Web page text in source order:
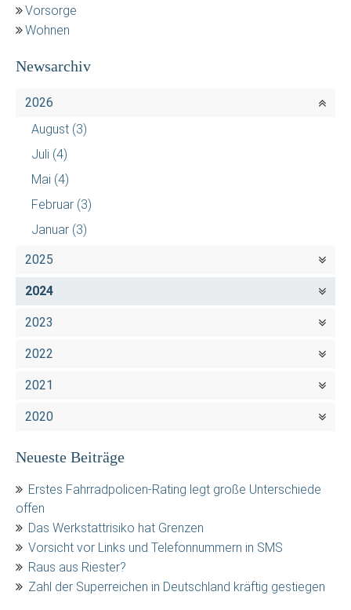
Vorsorge
Wohnen
Newsarchiv
2026
August (3)
Juli (4)
Mai (4)
Februar (3)
Januar (3)
2025
2024
2023
2022
2021
2020
Neueste Beiträge
Erstes Fahrradpolicen-Rating legt große Unterschiede
offen
Das Werkstattrisiko hat Grenzen
Vorsicht vor Links und Telefonnummern in SMS
Raus aus Riester?
Zahl der Superreichen in Deutschland kräftig gestiegen